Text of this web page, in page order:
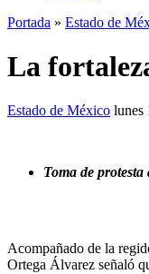
Portada » Estado de
La
Estado de México lunes
Toma de
Acompañado de la
Ortega Álvarez señaló